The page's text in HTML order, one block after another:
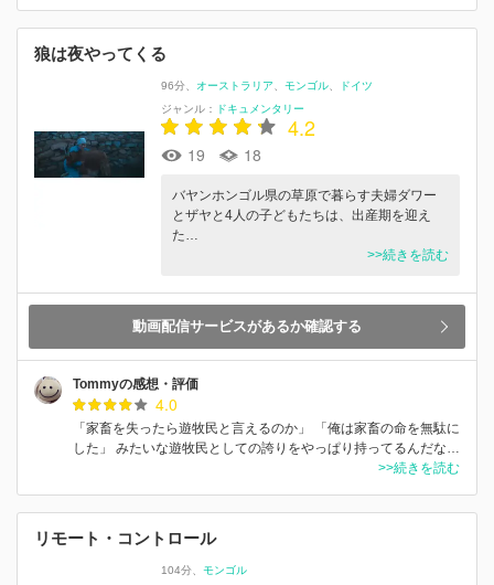
狼は夜やってくる
96分 オーストラリア モンゴル
ドイツ
ジャンル：
ドキュメンタリー
4.2
19 18
バヤンホンゴル県の草原で暮らす夫婦ダワー
とザヤと4人の子どもたちは、出産期を迎え
た…
>>続きを読む
動画配信サービスがあるか確認する
Tommyの感想・評価
4.0
「家畜を失ったら遊牧民と言えるのか」 「俺は家畜の命を無駄に
した」 みたいな遊牧民としての誇りをやっぱり持ってるんだな…
>>続きを読む
リモート・コントロール
104分
モンゴル